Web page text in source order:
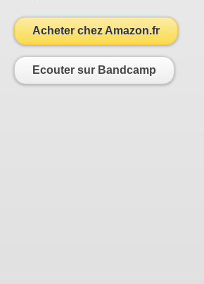
Acheter chez Amazon.fr
Ecouter sur Bandcamp